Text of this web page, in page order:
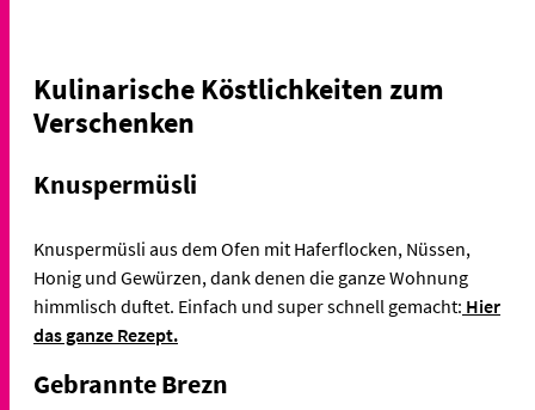
Kulinarische Köstlichkeiten zum
Verschenken
Knuspermüsli
Knuspermüsli aus dem Ofen mit Haferflocken, Nüssen,
Honig und Gewürzen, dank denen die ganze Wohnung
himmlisch duftet. Einfach und super schnell gemacht: Hier
das ganze Rezept.
Gebrannte Brezn